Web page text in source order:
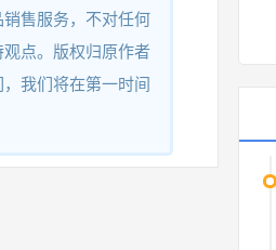
售服务，不对任何
点。版权归原作者
我们将在第一时间